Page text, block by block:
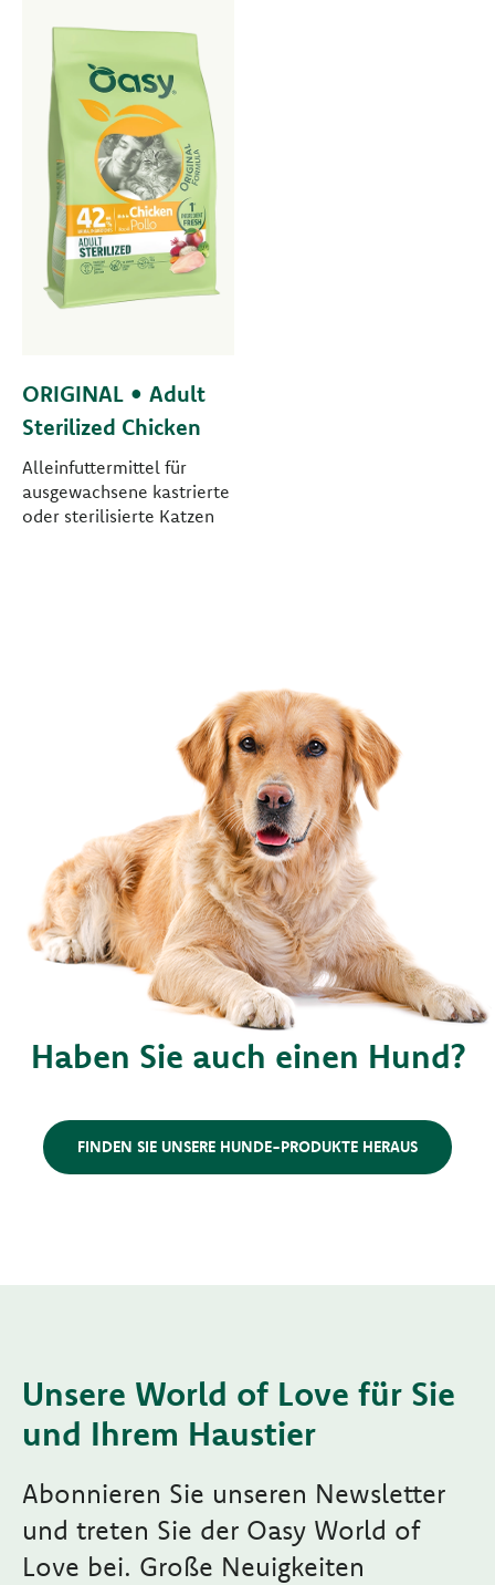
ORIGINAL • Adult
Sterilized Chicken
Alleinfuttermittel für
ausgewachsene kastrierte
oder sterilisierte Katzen
Haben Sie auch einen Hund?
FINDEN SIE UNSERE HUNDE-PRODUKTE HERAUS
Unsere World of Love für Sie
und Ihrem Haustier
Abonnieren Sie unseren Newsletter
und treten Sie der Oasy World of
Love bei. Große Neuigkeiten